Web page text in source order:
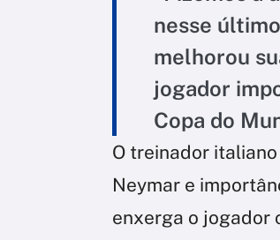
nesse
melhorou
jogador
Copa do
O treinador
Neymar e
enxerga o jogador